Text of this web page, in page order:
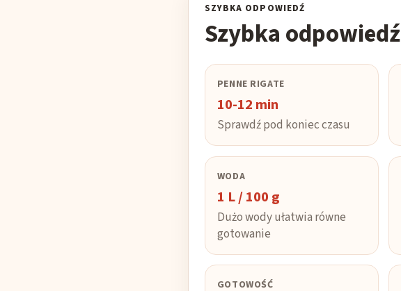
SZYBKA ODPOWIEDŹ
Szybka odpowiedź
PENNE RIGATE
10-12 min
Sprawdź pod koniec czasu
WODA
1 L / 100 g
Dużo wody ułatwia równe
gotowanie
GOTOWOŚĆ